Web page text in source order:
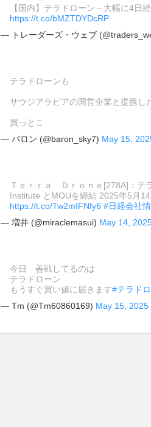
【国内】テラドローン－大幅に4
https://t.co/bMZTDYDcRP
— トレーダーズ・ウェブ
テラドローンも
サウジアラビアの国営企業と提携し
買っとこ
— バロン (@baron_sky7) May 15,
Ｔｅｒｒａ Ｄｒｏｎｅ[278A]：テ
Institute とMOUを締結 2025年5月
https://t.co/Tw2mIFNfy6 #日経会社
— 増井 (@miraclemasui) May 14,
今日 善戦してるのは
テラドローン
もうすぐ買い値に届きます#テラド
— Tm (@Tm60860169) May 15, 2025